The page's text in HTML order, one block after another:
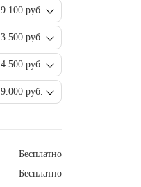
9.100 руб.
3.500 руб.
4.500 руб.
9.000 руб.
Бесплатно
Бесплатно